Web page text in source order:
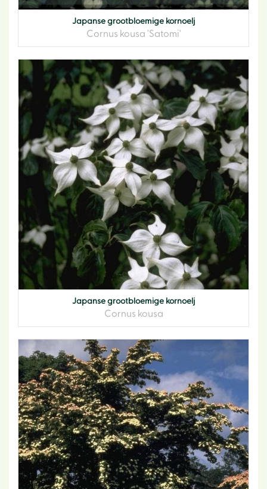
Japanse grootbloemige kornoelj
Cornus kousa 'Satomi'
Japanse grootbloemige kornoelj
Cornus kousa